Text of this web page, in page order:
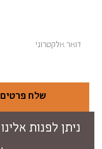
שלח פרטים